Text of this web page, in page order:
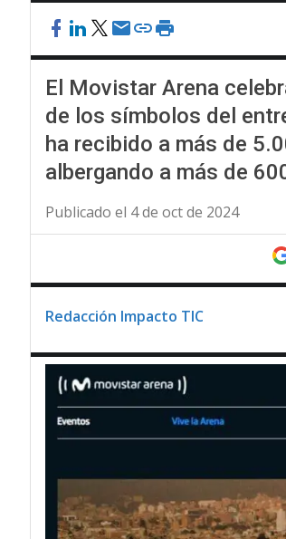
El Movistar Arena
de los símbolos del
ha recibido a más de
albergando a más de
Publicado el 4 de oct de 2024
Redacción Impacto TIC